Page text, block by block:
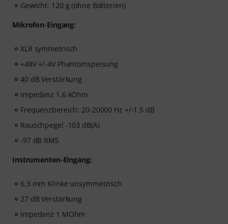
Gewicht: 120 g (ohne Batterien)
Mikrofon-Eingang:
XLR symmetrisch
+48V +/-4V Phantomspeisung
40 dB Verstärkung
Impedanz 1,6 kOhm
Frequenzbereich: 20-20000 Hz +/-1.5 dB
Rauschpegel -103 dB(A)
-97 dB RMS
Instrumenten-Eingang:
6,3 mm Klinke unsymmetrisch
27 dB Verstärkung
Impedanz 1 MOhm